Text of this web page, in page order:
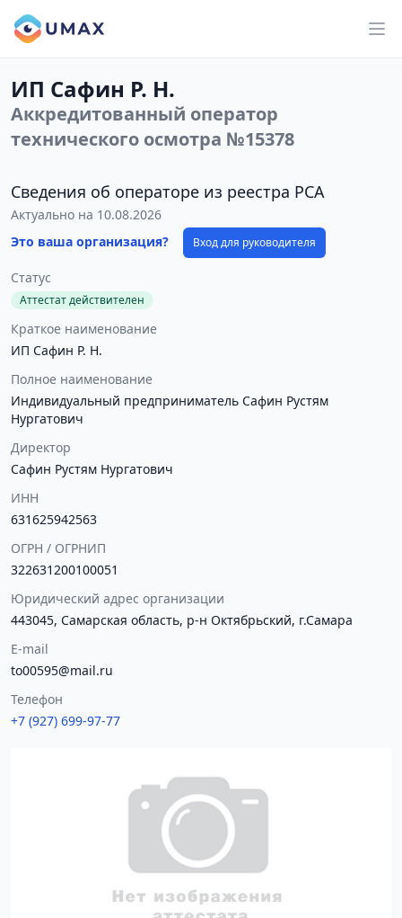
ИП Сафин Р. Н.
Аккредитованный оператор
технического осмотра №15378
Сведения об операторе из реестра РСА
Актуально на 10.08.2026
Это ваша организация?
Вход для руководителя
Статус
Аттестат действителен
Краткое наименование
ИП Сафин Р. Н.
Полное наименование
Индивидуальный предприниматель Сафин Рустям
Нургатович
Директор
Сафин Рустям Нургатович
ИНН
631625942563
ОГРН / ОГРНИП
322631200100051
Юридический адрес организации
443045, Самарская область, р-н Октябрьский, г.Самара
E-mail
to00595@mail.ru
Телефон
+7 (927) 699-97-77